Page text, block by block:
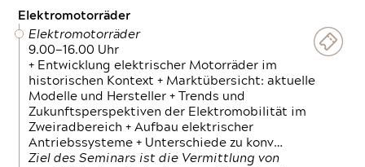
Elektromotorräder
Elektromotorräder
9.00—16.00 Uhr
+ Entwicklung elektrischer Motorräder im
historischen Kontext + Marktübersicht: aktuelle
Modelle und Hersteller + Trends und
Zukunftsperspektiven der Elektromobilität im
Zweiradbereich + Aufbau elektrischer
Antriebssysteme + Unterschiede zu konv…
Ziel des Seminars ist die Vermittlung von